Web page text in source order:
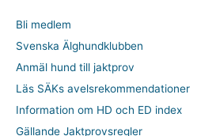
Bli medlem
Svenska Älghundklubben
Anmäl hund till jaktprov
Läs SÄKs avelsrekommendationer
Information om HD och ED index
Gällande Jaktprovsregler